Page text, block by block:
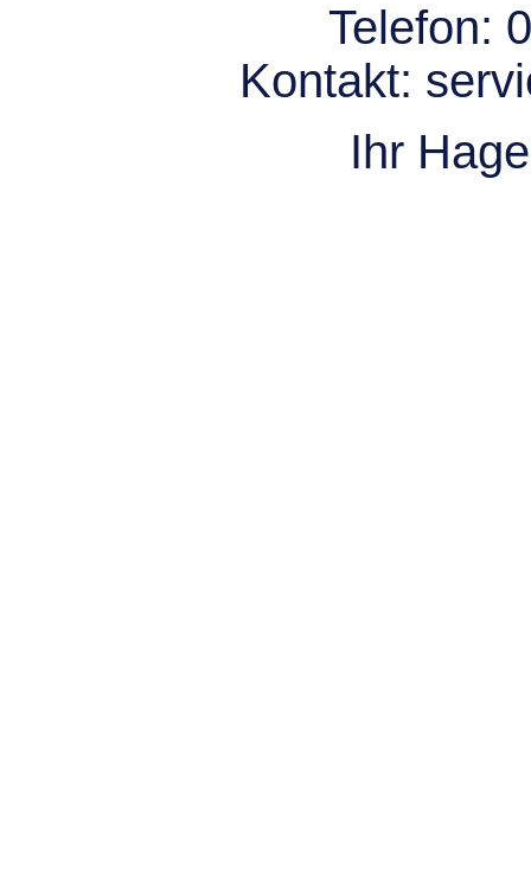
Telefon:
Kontakt:
Ihr